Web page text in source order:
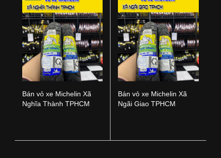
Bán vỏ xe Michelin Xã
Nghĩa Thành TPHCM
Bán vỏ xe Michelin Xã
Ngãi Giao TPHCM